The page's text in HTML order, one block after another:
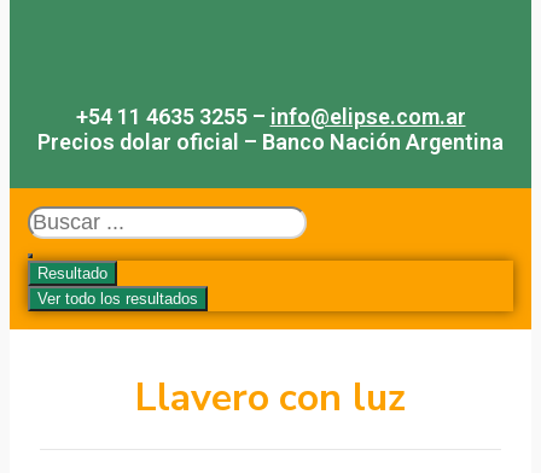
+54 11 4635 3255 – info@elipse.com.ar
Precios dolar oficial – Banco Nación Argentina
Search
...
Resultado
Ver todo los resultados
Llavero con luz